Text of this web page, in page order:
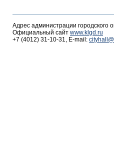
Адрес администрации городского
Официальный сайт www.klgd.ru
+7 (4012) 31-10-31, E-mail: